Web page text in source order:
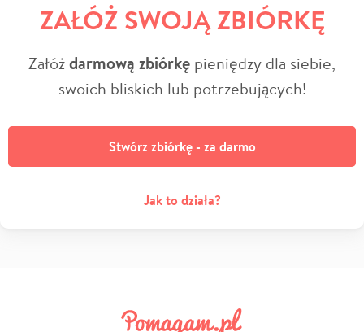
ZAŁÓŻ SWOJĄ ZBIÓRKĘ
Załóżdarmową zbiórkę pieniędzy dla siebie,
swoich bliskich lub potrzebujących!
Stwórz zbiórkę - za darmo
Jak to działa?